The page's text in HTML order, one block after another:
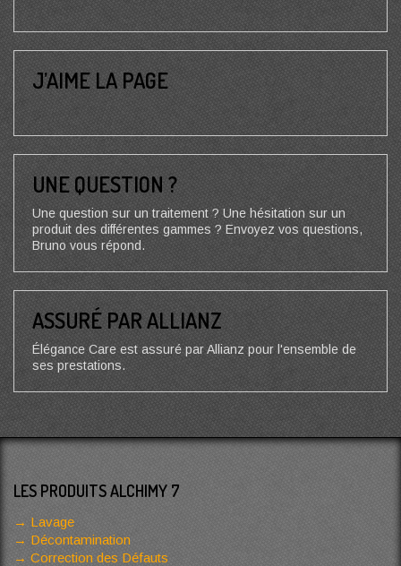
J’AIME LA PAGE
UNE QUESTION ?
Une question sur un traitement ? Une hésitation sur un
produit des différentes gammes ? Envoyez vos questions,
Bruno vous répond.
ASSURÉ PAR ALLIANZ
Élégance Care est assuré par Allianz pour l'ensemble de
ses prestations.
LES PRODUITS ALCHIMY 7
Lavage
Décontamination
Correction des Défauts